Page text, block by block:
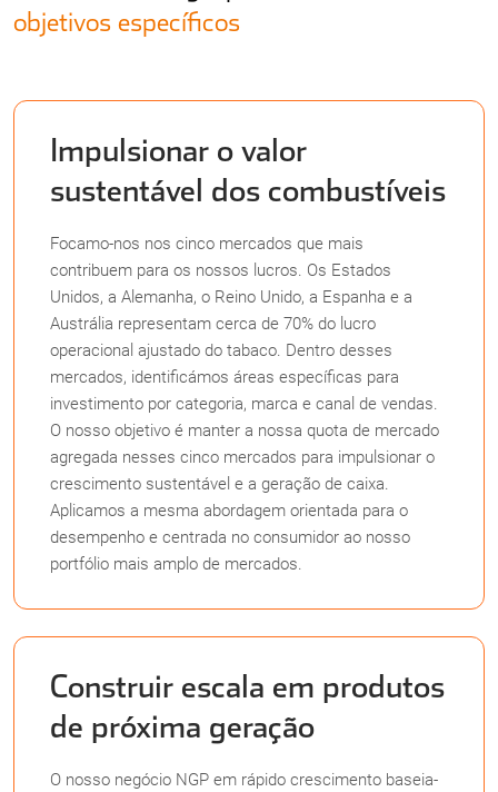
objetivos específicos
Impulsionar o valor
sustentável dos combustíveis
Focamo-nos nos cinco mercados que mais
contribuem para os nossos lucros. Os Estados
Unidos, a Alemanha, o Reino Unido, a Espanha e a
Austrália representam cerca de 70% do lucro
operacional ajustado do tabaco. Dentro desses
mercados, identificámos áreas específicas para
investimento por categoria, marca e canal de vendas.
O nosso objetivo é manter a nossa quota de mercado
agregada nesses cinco mercados para impulsionar o
crescimento sustentável e a geração de caixa.
Aplicamos a mesma abordagem orientada para o
desempenho e centrada no consumidor ao nosso
portfólio mais amplo de mercados.
Construir escala em produtos
de próxima geração
O nosso negócio NGP em rápido crescimento baseia-